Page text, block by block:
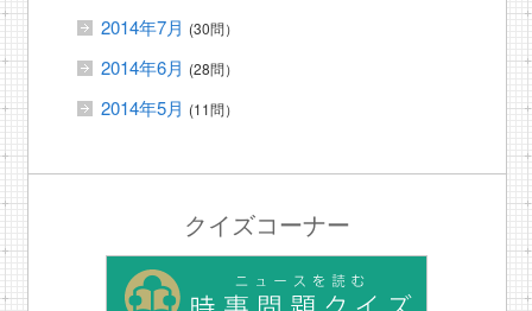
2014年7月 (30問）
2014年6月 (28問）
2014年5月 (11問）
クイズコーナー